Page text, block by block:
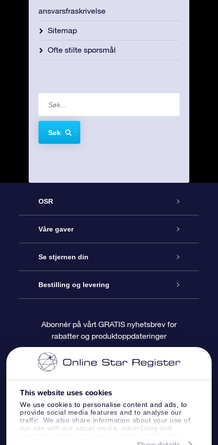
This website uses cookies
We use cookies to personalise content and ads, to
provide social media features and to analyse our
traffic. We also share information about your use of
our site with our social media, advertising and
information that you’ve provided to them or that
ansvarsfraskrivelse
Sitemap
Ofte stilte spørsmål
Søk
OSR
Kundeservice
Kontakt oss
Bloggen
Anmeldelser
Våre gaver
Online Stjernegave
OSR Gavepakke
OSR-gavekortet
Bedriftsgaver
Se stjernen din
Star Register
Pesontilpasset stjerneside
One Million Stars
OSR Starsaver
Fly me to the Stars VR-app
Bestilling og levering
Betalingsinformasjon
Fraktinformasjon
Returpolicy
Stjernebildene
Abonnér på vårt GRATIS nyhetsbrev for
rabatter og produktoppdateringer